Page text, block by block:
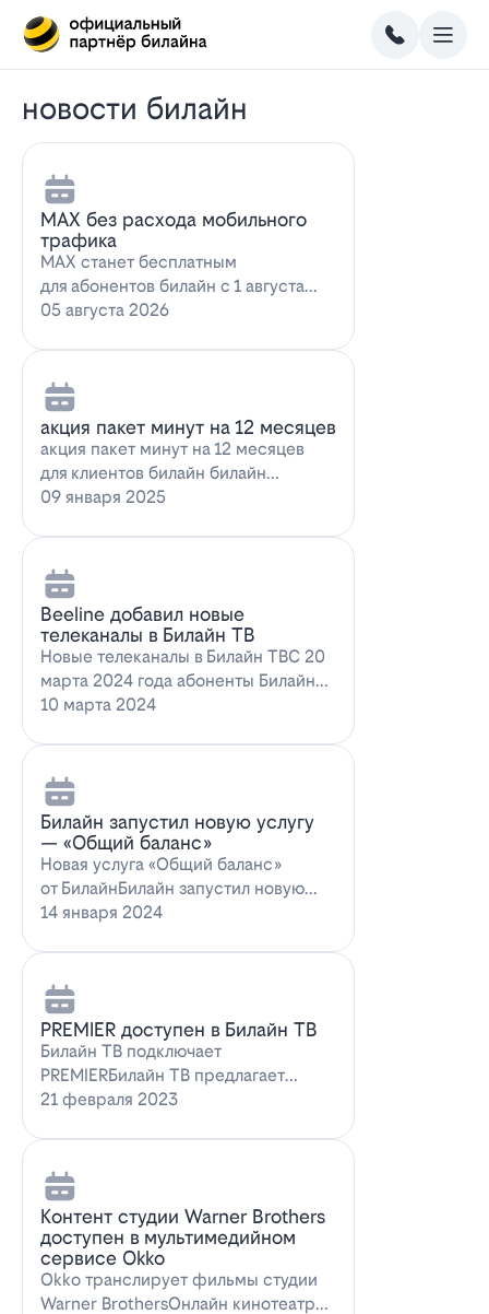
новости билайн
MAX без расхода мобильного
трафика
MAX станет бесплатным
для абонентов билайн с 1 августа
2026 года использование
05 августа 2026
акция пакет минут на 12 месяцев
акция пакет минут на 12 месяцев
для клиентов билайн билайн
запускает новое выгодное
09 января 2025
Beeline добавил новые
телеканалы в Билайн ТВ
Новые телеканалы в Билайн ТВС 20
марта 2024 года абоненты Билайн
ТВ получат возможность
10 марта 2024
Билайн запустил новую услугу
— «Общий баланс»
Новая услуга «Общий баланс»
от БилайнБилайн запустил новую
услугу – "Общий баланс"…
14 января 2024
PREMIER доступен в Билайн ТВ
Билайн ТВ подключает
PREMIERБилайн ТВ предлагает
подписку на PREMIER. Всем
21 февраля 2023
Контент студии Warner Brothers
доступен в мультимедийном
сервисе Okko
Okko транслирует фильмы студии
Warner BrothersОнлайн кинотеатр